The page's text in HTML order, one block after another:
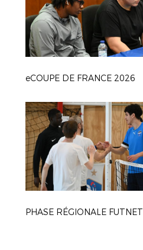
eCOUPE DE FRANCE 2026
PHASE RÉGIONALE FUTNET